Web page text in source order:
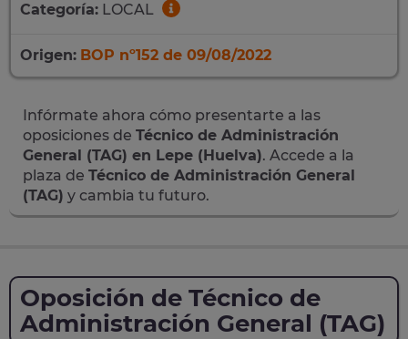
Categoría: LOCAL
Origen: BOP nº152 de 09/08/2022
Infórmate ahora cómo presentarte a las
oposiciones de Técnico de Administración
General (TAG) en Lepe (Huelva). Accede a la
plaza de Técnico de Administración General
(TAG) y cambia tu futuro.
Oposición de Técnico de
Administración General (TAG)